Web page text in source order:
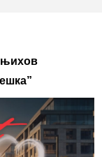
њихов